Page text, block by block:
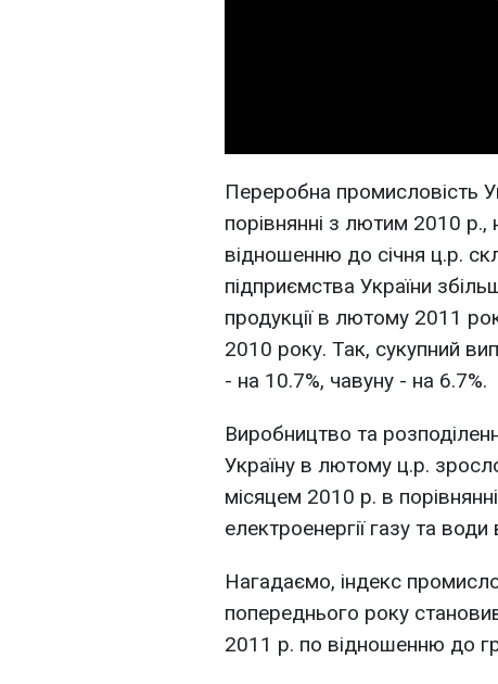
Переробна промисловість
порівнянні з лютим 2010
відношенню до січня ц.р.
підприємства України
продукції в лютому 2011
2010 року. Так, сукупний
- на 10.7%, чавуну - на 6.7%.
Виробництво та
Україну в лютому ц.р.
місяцем 2010 р. в
електроенергії газу та
Нагадаємо, індекс
попереднього року
2011 р. по відношенню до